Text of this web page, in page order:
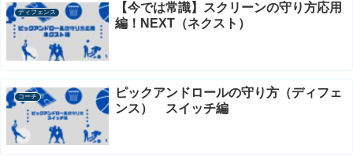
ディフェンス
【今では常識】スクリーンの守り方応用
編！NEXT（ネクスト）
コーチ
ピックアンドロールの守り方（ディフェ
ンス） スイッチ編